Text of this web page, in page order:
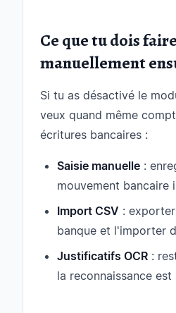
Ce que tu dois faire
manuellement
Si tu as désactivé le
veux quand même
écritures bancaires :
Saisie manuelle :
mouvement bancaire
Import CSV :
banque et l'importer
Justificatifs OCR :
la reconnaissance